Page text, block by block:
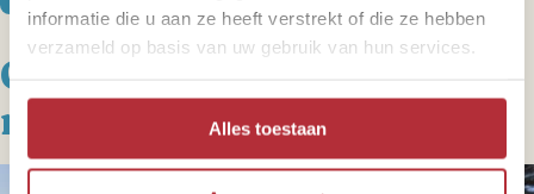
informatie die u aan ze heeft verstrekt of die ze hebben
verzameld op basis van uw gebruik van hun services.
Alles toestaan
Ga in de zomervakantie
naar het Zuidwesten